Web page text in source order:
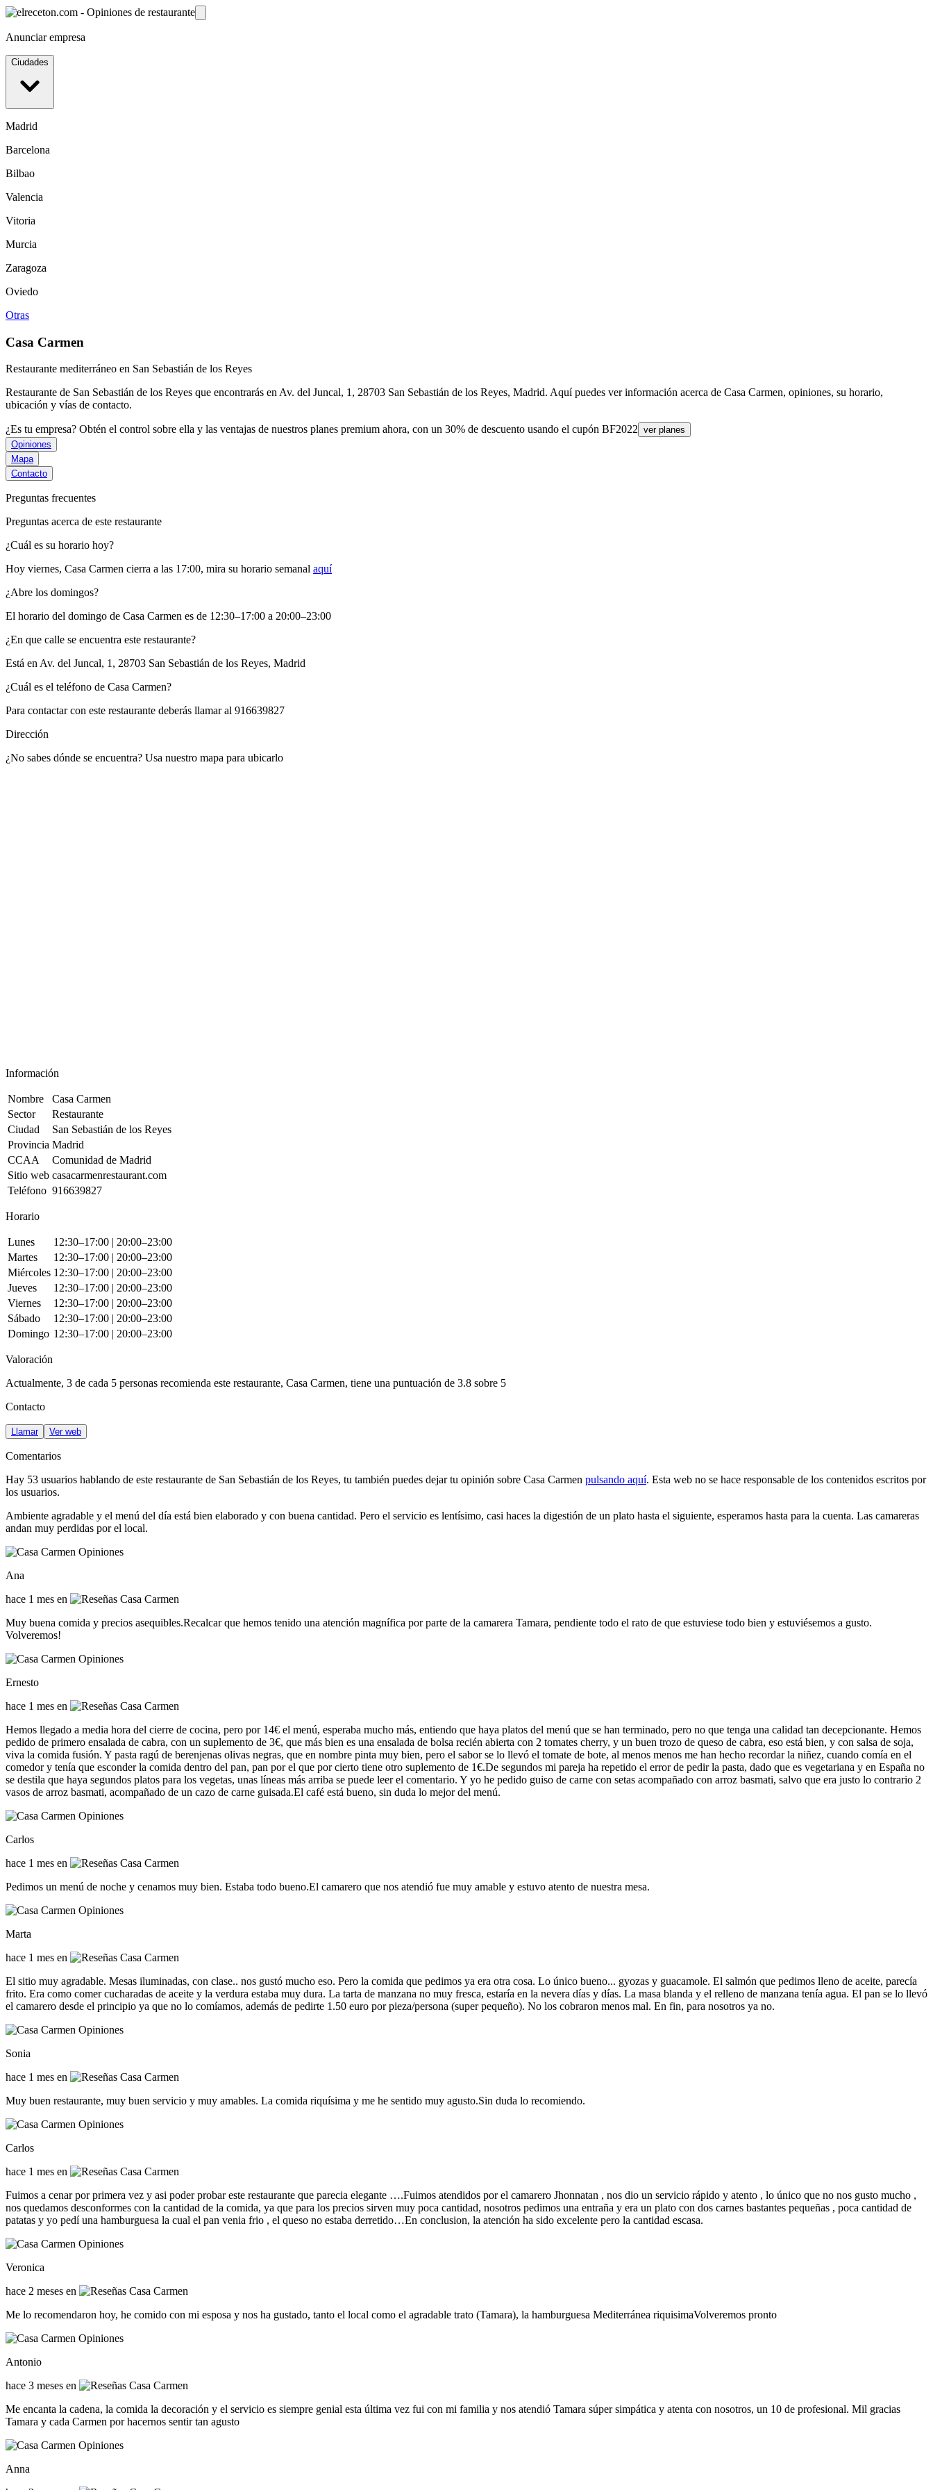
Anunciar empresa
Ciudades
Madrid
Barcelona
Bilbao
Valencia
Vitoria
Murcia
Zaragoza
Oviedo
Otras
Casa Carmen
Restaurante mediterráneo en San Sebastián de los Reyes
Restaurante de San Sebastián de los Reyes que encontrarás en Av. del Juncal, 1, 28703 San Sebastián de los Reyes, Madrid. Aquí puedes ver información acerca de Casa Carmen, opiniones, su horario,
ubicación y vías de contacto.
¿Es tu empresa? Obtén el control sobre ella y las ventajas de nuestros planes premium ahora, con un 30% de descuento usando el cupón BF2022 ver planes
Opiniones
Mapa
Contacto
Preguntas frecuentes
Preguntas acerca de este restaurante
¿Cuál es su horario hoy?
Hoy viernes, Casa Carmen cierra a las 17:00, mira su horario semanal aquí
¿Abre los domingos?
El horario del domingo de Casa Carmen es de 12:30–17:00 a 20:00–23:00
¿En que calle se encuentra este restaurante?
Está enAv. del Juncal, 1, 28703 San Sebastián de los Reyes, Madrid
¿Cuál es el teléfono de Casa Carmen?
Para contactar con este restaurante deberás llamar al 916639827
Dirección
¿No sabes dónde se encuentra? Usa nuestro mapa para ubicarlo
Información
Nombre
Casa Carmen
Sector
Restaurante
Ciudad
San Sebastián de los Reyes
Provincia Madrid
CCAA
Comunidad de Madrid
Sitio web casacarmenrestaurant.com
Teléfono 916639827
Horario
Lunes
12:30–17:00 | 20:00–23:00
Martes
12:30–17:00 | 20:00–23:00
Miércoles 12:30–17:00 | 20:00–23:00
Jueves
12:30–17:00 | 20:00–23:00
Viernes
12:30–17:00 | 20:00–23:00
Sábado
12:30–17:00 | 20:00–23:00
Domingo 12:30–17:00 | 20:00–23:00
Valoración
Actualmente, 3 de cada 5 personas recomienda este restaurante, Casa Carmen, tiene una puntuación de 3.8 sobre 5
Contacto
Llamar Ver web
Comentarios
Hay 53 usuarios hablando de este restaurante de San Sebastián de los Reyes, tu también puedes dejar tu opinión sobre Casa Carmen pulsando aquí. Esta web no se hace responsable de los contenidos escritos por
los usuarios.
Ambiente agradable y el menú del día está bien elaborado y con buena cantidad. Pero el servicio es lentísimo, casi haces la digestión de un plato hasta el siguiente, esperamos hasta para la cuenta. Las camareras
andan muy perdidas por el local.
Ana
hace 1 mes en
Muy buena comida y precios asequibles.Recalcar que hemos tenido una atención magnífica por parte de la camarera Tamara, pendiente todo el rato de que estuviese todo bien y estuviésemos a gusto.
Volveremos!
Ernesto
hace 1 mes en
Hemos llegado a media hora del cierre de cocina, pero por 14€ el menú, esperaba mucho más, entiendo que haya platos del menú que se han terminado, pero no que tenga una calidad tan decepcionante. Hemos
pedido de primero ensalada de cabra, con un suplemento de 3€, que más bien es una ensalada de bolsa recién abierta con 2 tomates cherry, y un buen trozo de queso de cabra, eso está bien, y con salsa de soja,
viva la comida fusión. Y pasta ragú de berenjenas olivas negras, que en nombre pinta muy bien, pero el sabor se lo llevó el tomate de bote, al menos menos me han hecho recordar la niñez, cuando comía en el
comedor y tenía que esconder la comida dentro del pan, pan por el que por cierto tiene otro suplemento de 1€.De segundos mi pareja ha repetido el error de pedir la pasta, dado que es vegetariana y en España no
se destila que haya segundos platos para los vegetas, unas líneas más arriba se puede leer el comentario. Y yo he pedido guiso de carne con setas acompañado con arroz basmati, salvo que era justo lo contrario 2
vasos de arroz basmati, acompañado de un cazo de carne guisada.El café está bueno, sin duda lo mejor del menú.
Carlos
hace 1 mes en
Pedimos un menú de noche y cenamos muy bien. Estaba todo bueno.El camarero que nos atendió fue muy amable y estuvo atento de nuestra mesa.
Marta
hace 1 mes en
El sitio muy agradable. Mesas iluminadas, con clase.. nos gustó mucho eso. Pero la comida que pedimos ya era otra cosa. Lo único bueno... gyozas y guacamole. El salmón que pedimos lleno de aceite, parecía
frito. Era como comer cucharadas de aceite y la verdura estaba muy dura. La tarta de manzana no muy fresca, estaría en la nevera días y días. La masa blanda y el relleno de manzana tenía agua. El pan se lo llevó
el camarero desde el principio ya que no lo comíamos, además de pedirte 1.50 euro por pieza/persona (super pequeño). No los cobraron menos mal. En fin, para nosotros ya no.
Sonia
hace 1 mes en
Muy buen restaurante, muy buen servicio y muy amables. La comida riquísima y me he sentido muy agusto.Sin duda lo recomiendo.
Carlos
hace 1 mes en
Fuimos a cenar por primera vez y asi poder probar este restaurante que parecia elegante ….Fuimos atendidos por el camarero Jhonnatan , nos dio un servicio rápido y atento , lo único que no nos gusto mucho ,
nos quedamos desconformes con la cantidad de la comida, ya que para los precios sirven muy poca cantidad, nosotros pedimos una entraña y era un plato con dos carnes bastantes pequeñas , poca cantidad de
patatas y yo pedí una hamburguesa la cual el pan venia frio , el queso no estaba derretido…En conclusion, la atención ha sido excelente pero la cantidad escasa.
Veronica
hace 2 meses en
Me lo recomendaron hoy, he comido con mi esposa y nos ha gustado, tanto el local como el agradable trato (Tamara), la hamburguesa Mediterránea riquisimaVolveremos pronto
Antonio
hace 3 meses en
Me encanta la cadena, la comida la decoración y el servicio es siempre genial esta última vez fui con mi familia y nos atendió Tamara súper simpática y atenta con nosotros, un 10 de profesional. Mil gracias
Tamara y cada Carmen por hacernos sentir tan agusto
Anna